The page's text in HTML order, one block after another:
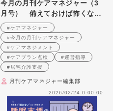
今月の月刊ケアマネジャー（3
月号） 備えておけば怖くな
い! ケアプラン点検・運営指導
#ケアマネジャー
#今月の月刊ケアマネジャー
#ケアマネジメント
#ケアプラン点検
#運営指導
#居宅介護支援
月刊ケアマネジャー編集部
2026/02/24 0:00:00